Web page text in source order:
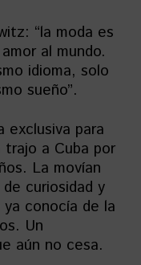
“la moda es
al mundo.
idioma, solo
sueño”.
exclusiva para
a Cuba por
La movían
curiosidad y
conocía de la
Un
aún no cesa.